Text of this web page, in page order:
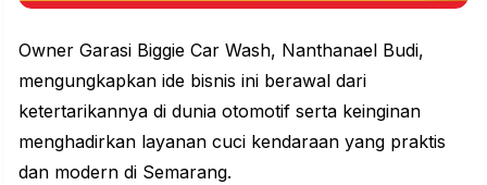
Owner Garasi Biggie Car Wash, Nanthanael Budi,
mengungkapkan ide bisnis ini berawal dari
ketertarikannya di dunia otomotif serta keinginan
menghadirkan layanan cuci kendaraan yang praktis
dan modern di Semarang.